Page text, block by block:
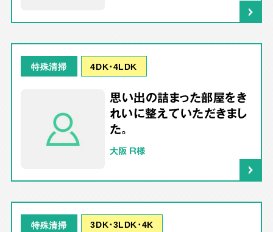
特殊清掃 4DK･4LDK
思い出の詰まった部屋をき
れいに整えていただきまし
た。
大阪 R様
特殊清掃 3DK･3LDK･4K